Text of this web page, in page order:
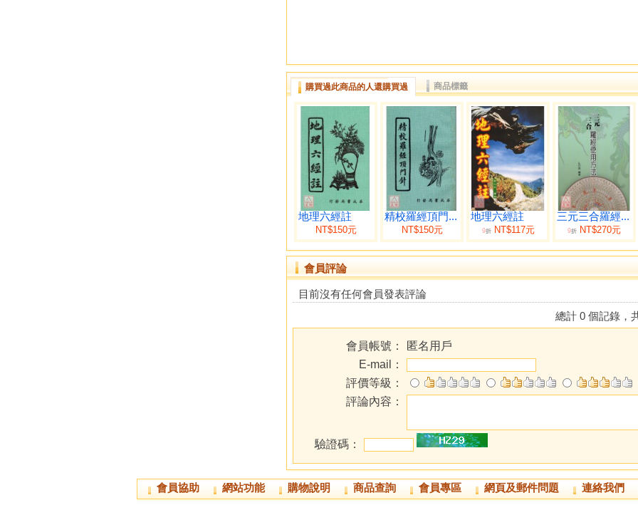
購買過此商品的人還購買過 商品標籤
地理六經註
NT$150元
精校羅經頂門...
NT$150元
地理六經註
9折NT$117元
三元三合羅經...
9折 NT$270元
會員評論
目前沒有任何會員發表評論
總計 0 個記錄，
會員帳號：
匿名用戶
E-mail：
評價等級：
評論內容：
驗證碼：
會員協助 網站功能 購物說明 商品查詢 會員專區 網頁及郵件問題 連絡我們